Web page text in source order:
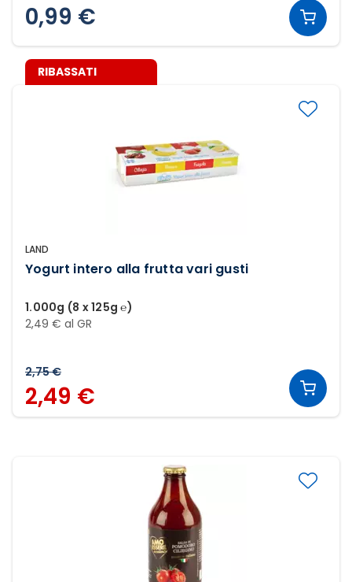
0,99 €
LAND
Yogurt intero alla frutta vari gusti
1.000g (8 x 125g ℮)
2,49 € al GR
RIBASSATI
2,75 €
2,49 €